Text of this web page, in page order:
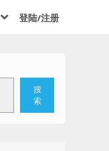
登陆/注册
搜
索